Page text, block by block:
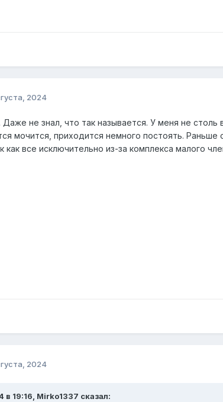
2024
Даже не знал, что так называется. У меня не
мочится, приходится немного постоять.
как все исключительно из-за комплекса малого
2024
в 19:16, Mirko1337 сказал: